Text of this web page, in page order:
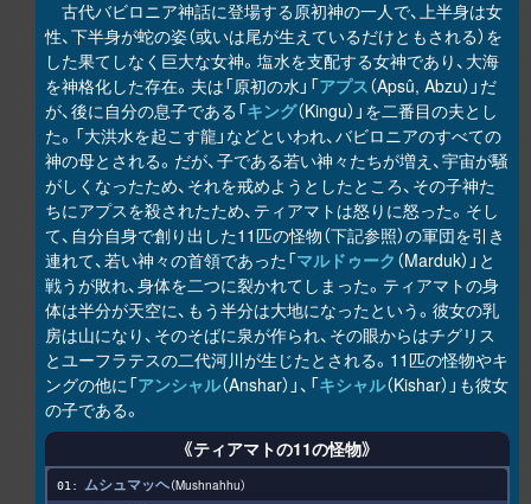
古代バビロニア神話に登場する原初神の一人で、上半身は女
性、下半身が蛇の姿（或いは尾が生えているだけともされる）を
した果てしなく巨大な女神。塩水を支配する女神であり、大海
を神格化した存在。夫は「原初の水」「アプス（Apsû, Abzu）」だ
が、後に自分の息子である「キング（Kingu）」を二番目の夫とし
た。「大洪水を起こす龍」などといわれ、バビロニアのすべての
神の母とされる。だが、子である若い神々たちが増え、宇宙が騒
がしくなったため、それを戒めようとしたところ、その子神た
ちにアプスを殺されたため、ティアマトは怒りに怒った。そし
て、自分自身で創り出した11匹の怪物（下記参照）の軍団を引き
連れて、若い神々の首領であった「マルドゥーク （Marduk）」と
戦うが敗れ、身体を二つに裂かれてしまった。ティアマトの身
体は半分が天空に、もう半分は大地になったという。彼女の乳
房は山になり、そのそばに泉が作られ、その眼からはチグリス
とユーフラテスの二代河川が生じたとされる。11匹の怪物やキ
ングの他に「アンシャル（Anshar）」、「キシャル（Kishar）」も彼女
の子である。
《ティアマトの11の怪物》
ムシュマッヘ Mushnahhu